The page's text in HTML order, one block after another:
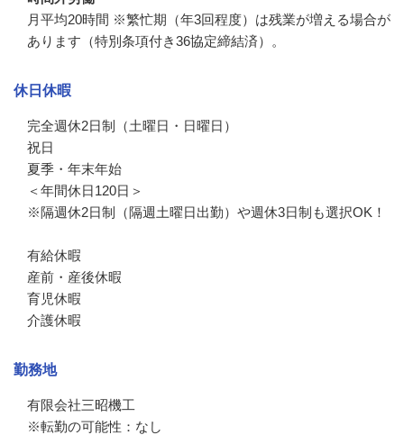
月平均20時間 ※繁忙期（年3回程度）は残業が増える場合が
あります（特別条項付き36協定締結済）。
休日休暇
完全週休2日制（土曜日・日曜日）
祝日
夏季・年末年始
＜年間休日120日＞
※隔週休2日制（隔週土曜日出勤）や週休3日制も選択OK！
有給休暇
産前・産後休暇
育児休暇
介護休暇
勤務地
有限会社三昭機工
※転勤の可能性：なし